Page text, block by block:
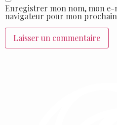
Enregistrer mon nom, mon e-
navigateur pour mon